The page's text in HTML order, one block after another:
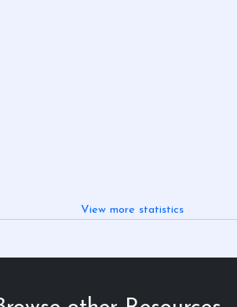
View more statistics